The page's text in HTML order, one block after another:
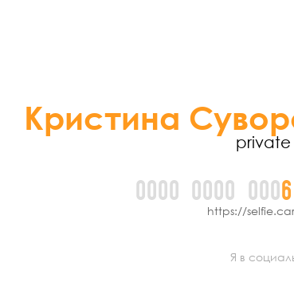
Кристина
private
0000 0000 0006
https://
Я в